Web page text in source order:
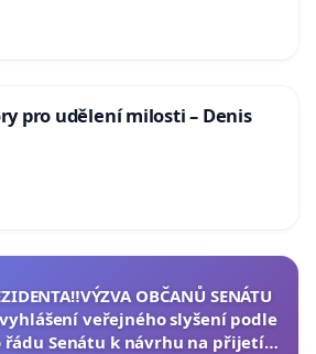
pro udělení milosti – Denis
OBČANŮ SENÁTU
vyhlášení veřejného slyšení podle
řádu Senátu k návrhu na přijetí